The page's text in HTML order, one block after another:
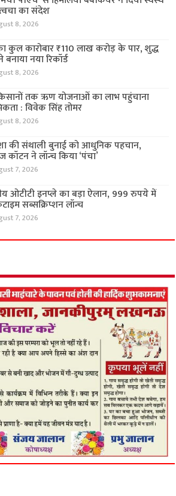
का संदेश
8, 2026
कुल कारोबार ₹110 लाख करोड़ के पार, शुद्ध
नया रिकॉर्ड
8, 2026
तक ऋण योजनाओं का लाभ पहुंचाना
: विवेक सिंह तोमर
8, 2026
की संथाली बुनाई को आधुनिक पहचान,
कॉटन ने लॉन्च किया ‘पंचा’
7, 2026
ओटीटी इनप्ले का बड़ा ऐलान, 999 रुपये में
सब्सक्रिप्शन लॉन्च
7, 2026